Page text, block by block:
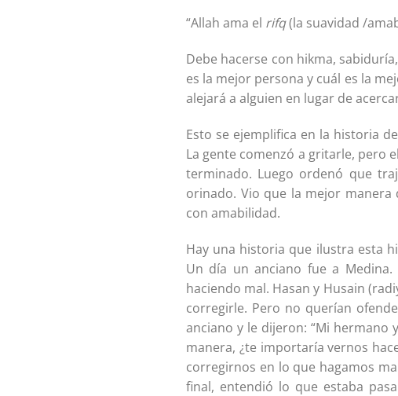
“Allah ama el rifq(la suavidad /
Debe hacerse con hikma,
es la mejor persona y cuál es la
alejará a alguien en lugar de
Esto se ejemplifica en la historia
La gente comenzó a gritarle, pero
terminado. Luego ordenó que
orinado. Vio que la mejor
con amabilidad.
Hay una historia que ilustra esta
Un día un anciano fue a
haciendo mal. Hasan y Husain
corregirle. Pero no querían
anciano y le dijeron: “Mi
manera, ¿te importaría vernos
corregirnos en lo que hagamos
final, entendió lo que estaba